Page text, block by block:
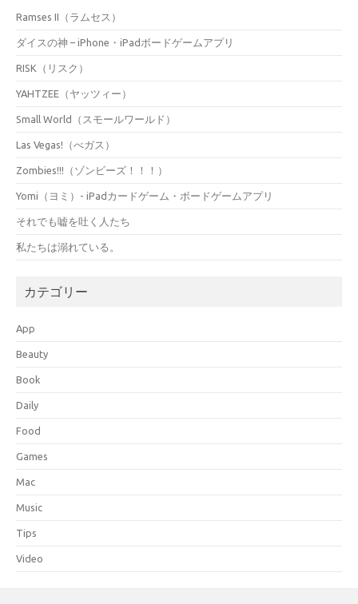
Ramses II（ラムセス）
ダイスの神 – iPhone・iPadボードゲームアプリ
RISK（リスク）
YAHTZEE（ヤッツィー）
Small World（スモールワールド）
Las Vegas!（べガス）
Zombies!!!（ゾンビーズ！！！）
Yomi（ヨミ）- iPadカードゲーム・ボードゲームアプリ
それでも嘘を吐く人たち
私たちは溺れている。
カテゴリー
App
Beauty
Book
Daily
Food
Games
Mac
Music
Tips
Video